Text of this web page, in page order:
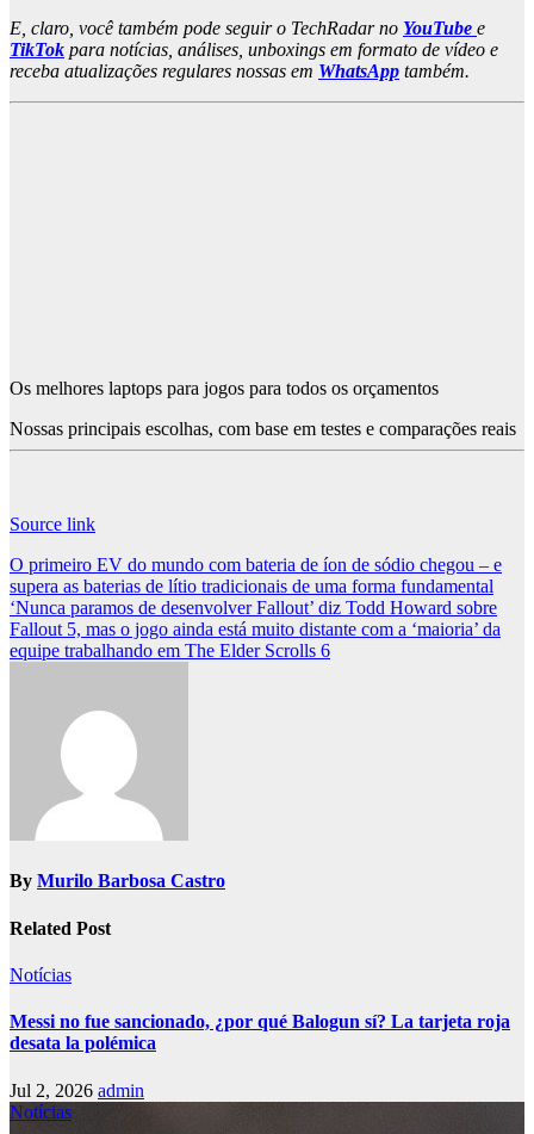
E, claro, você também pode seguir o TechRadar no YouTube e
TikTok para notícias, análises, unboxings em formato de vídeo e
receba atualizações regulares nossas em WhatsApp também.
Os melhores laptops para jogos para todos os orçamentos
Nossas principais escolhas, com base em testes e comparações reais
Source link
Post
navigation
O primeiro EV do mundo com bateria de íon de sódio chegou – e
supera as baterias de lítio tradicionais de uma forma fundamental
‘Nunca paramos de desenvolver Fallout’ diz Todd Howard sobre
Fallout 5, mas o jogo ainda está muito distante com a ‘maioria’ da
equipe trabalhando em The Elder Scrolls 6
By Murilo Barbosa Castro
Related Post
Notícias
Messi no fue sancionado, ¿por qué Balogun sí? La tarjeta roja
desata la polémica
Jul 2, 2026 admin
Notícias